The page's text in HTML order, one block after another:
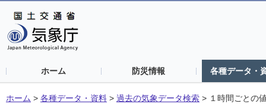
ホーム 防災情報 各種データ・
ホーム > 各種データ・資料 > 過去の気象データ検索 > １時間ごとの